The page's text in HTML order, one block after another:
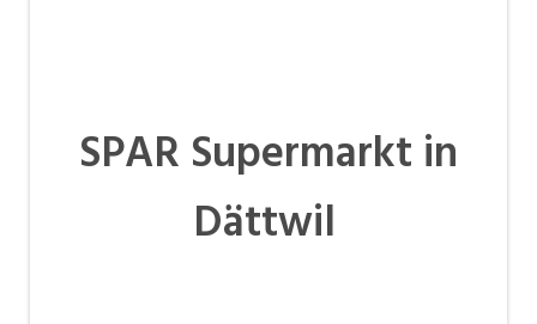
SPAR Supermarkt in
Dättwil